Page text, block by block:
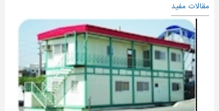
خانه پیش ساخته چوب و فلز سبک
مقالات مفید